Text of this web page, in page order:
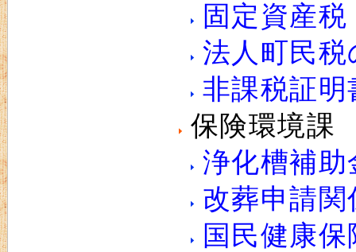
固定資産税
法人町民
非課税証明
保険環境課
浄化槽補
改葬申請関
国民健康